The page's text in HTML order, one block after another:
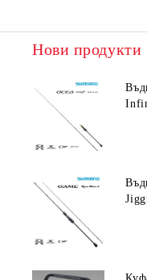
Нови продукти